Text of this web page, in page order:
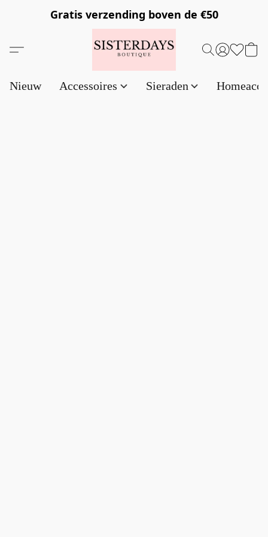
Gratis verzending boven de €50
Nieuw Accessoires Sieraden